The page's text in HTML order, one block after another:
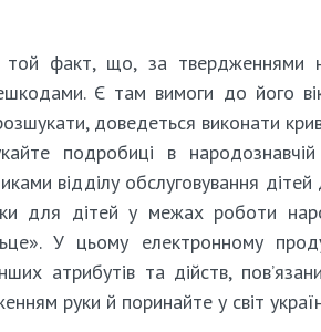
факт, що, за твердженнями
Є там вимоги до його
доведеться виконати
подробиці в
відділу обслуговування
для дітей у межах роботи
У цьому електронному
атрибутів та дійств,
руки й поринайте у світ